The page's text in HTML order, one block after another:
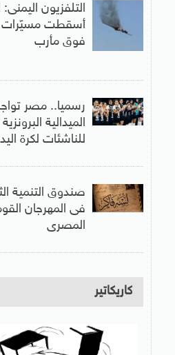
التلفزيون
أسقطت مسيّرات
فوق مأرب
رسميا.. مصر
الميدالية
للناشئات لكرة اليد
صندوق التنمية
فى المهرجان
المصرى
كاريكاتير